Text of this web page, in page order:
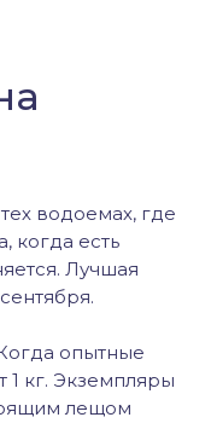
водоемах, где
когда есть
Лучшая
опытные
кг. Экземпляры
лещом